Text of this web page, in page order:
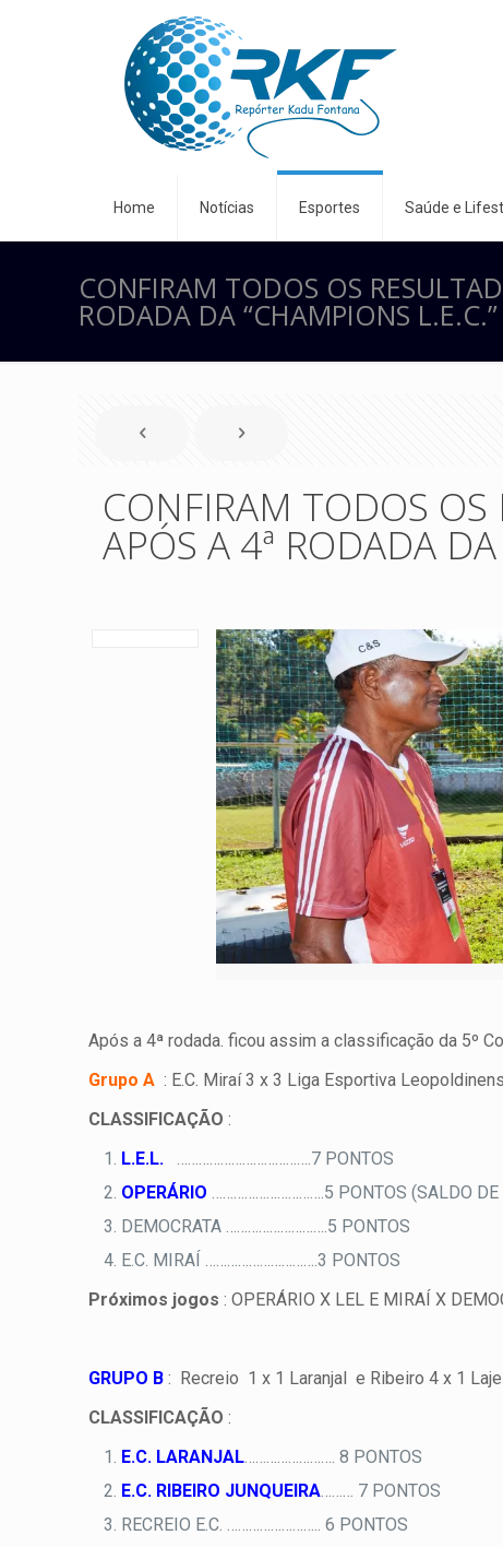
Home Notícias Esportes Saúde e
CONFIRAM TODOS OS
RODADA DA “CHAMPIONS L.E.C.”
CONFIRAM TODOS OS
APÓS A 4ª RODADA
Após a 4ª rodada. ficou assim a classificação da 5º
Grupo A : E.C. Miraí 3 x 3 Liga Esportiva
CLASSIFICAÇÃO :
L.E.L.
……………………………….7 PONTOS
OPERÁRIO ………………………….5 PONTOS (SALDO DE
DEMOCRATA ……………………….5 PONTOS
E.C. MIRAÍ ………………………….3 PONTOS
Próximos jogos : OPERÁRIO X LEL E MIRAÍ X
GRUPO B : Recreio 1 x 1 Laranjal e Ribeiro 4 x 1 Laje
CLASSIFICAÇÃO :
E.C. LARANJAL……………………. 8 PONTOS
E.C. RIBEIRO JUNQUEIRA……… 7 PONTOS
RECREIO E.C. …………………….. 6 PONTOS